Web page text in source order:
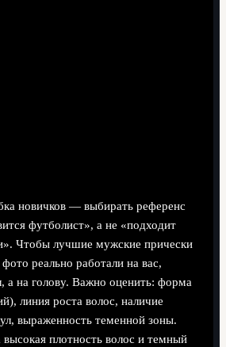
новичков — выбирать референс
футболист», а не «подходит
Чтобы лучшие мужские прически
реально работали на вас,
а на голову. Важно оценить: форма
линия роста волос, наличие
выраженность теменной зоны.
плотность волос и темный